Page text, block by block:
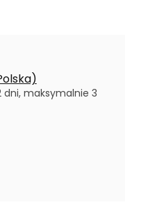
dni, maksymalnie 3